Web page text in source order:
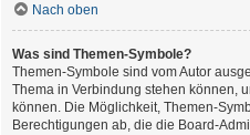
Nach oben
Was sind Themen-Symbole?
Themen-Symbole sind vom Autor
Thema in Verbindung stehen können,
können. Die Möglichkeit, Themen-
Berechtigungen ab, die die Board-